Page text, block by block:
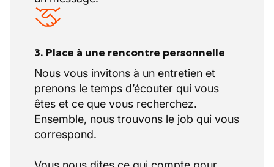
3. Place à une rencontre personnelle
Nous vous invitons à un entretien et
prenons le temps d’écouter qui vous
êtes et ce que vous recherchez.
Ensemble, nous trouvons le job qui vous
correspond.